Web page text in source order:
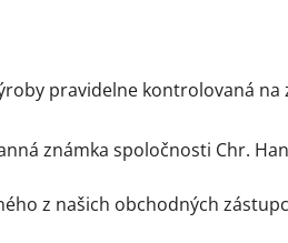
pravidelne kontrolovaná
známka spoločnosti Chr.
z našich obchodných